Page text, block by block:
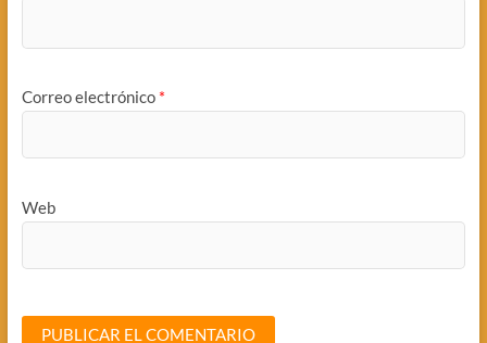
Correo electrónico *
Web